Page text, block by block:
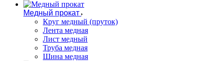
Медный прокат
Круг медный (пруток)
Лента медная
Лист медный
Труба медная
Шина медная